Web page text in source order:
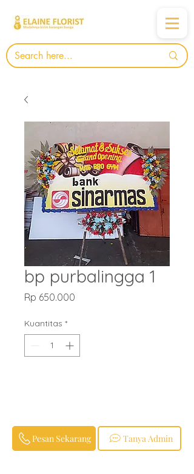
bp purbalingga 1
Rp 650.000
Kuantitas *
Tanya Admin
Pesan Sekarang